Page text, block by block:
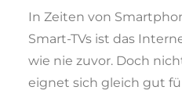
In Zeiten von
Smart-TVs ist das
wie nie zuvor. Doch
eignet sich gleich gut